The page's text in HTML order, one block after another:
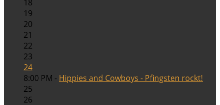
18
19
20
21
22
23
24
8:00 PM - Hippies and Cowboys - Pfingsten rockt!
25
26